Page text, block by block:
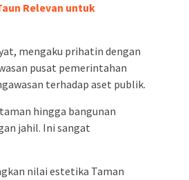
Relevan untuk
mengaku prihatin dengan
pusat pemerintahan
terhadap aset publik.
hingga bangunan
jahil. Ini sangat
nilai estetika Taman